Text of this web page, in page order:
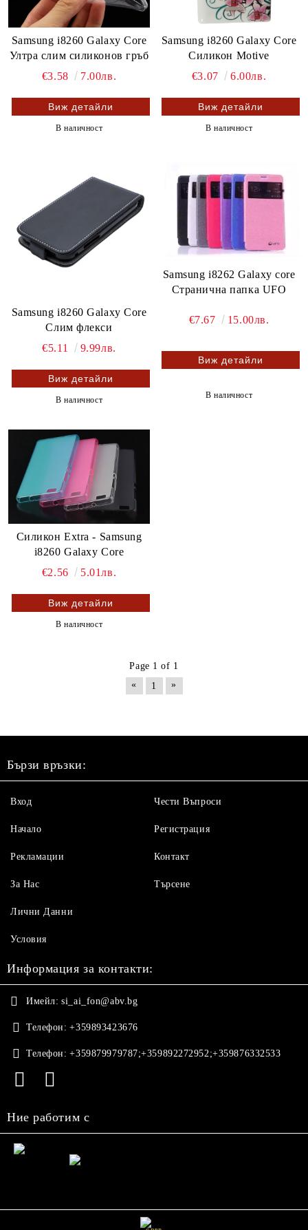
Samsung i8260 Galaxy Core
Ултра слим силиконов гръб
€3.58
7.00лв.
Виж детайли
В наличност
Samsung i8260 Galaxy Core
Силикон Motive
€3.07
6.00лв.
Виж детайли
В наличност
Samsung i8260 Galaxy Core
Слим флекси
€5.11
9.99лв.
Виж детайли
В наличност
Samsung i8262 Galaxy core
Странична папка UFO
€7.67 15.00лв.
Виж детайли
В наличност
Силикон Extra - Samsung
i8260 Galaxy Core
€2.56
5.01лв.
Виж детайли
В наличност
Page 1 of 1
«
1 »
Бързи връзки:
Вход
Начало
Рекламации
За Нас
Чести Въпроси
Регистрация
Контакт
Търсене
Лични Данни
Условия
Информация за контакти:
Имейл: si_ai_fon@abv.bg
Телефон: +359893423676
Телефон: +359879979787;+359892272952;+359876332533
Ние работим с